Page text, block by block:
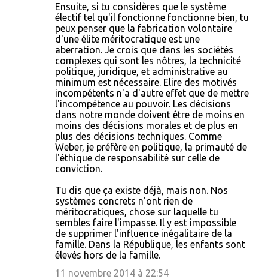
Ensuite, si tu considères que le système
électif tel qu'il fonctionne fonctionne bien, tu
peux penser que la fabrication volontaire
d'une élite méritocratique est une
aberration. Je crois que dans les sociétés
complexes qui sont les nôtres, la technicité
politique, juridique, et administrative au
minimum est nécessaire. Elire des motivés
incompétents n'a d'autre effet que de mettre
l'incompétence au pouvoir. Les décisions
dans notre monde doivent être de moins en
moins des décisions morales et de plus en
plus des décisions techniques. Comme
Weber, je préfère en politique, la primauté de
l'éthique de responsabilité sur celle de
conviction.
Tu dis que ça existe déjà, mais non. Nos
systèmes concrets n'ont rien de
méritocratiques, chose sur laquelle tu
sembles faire l'impasse. Il y est impossible
de supprimer l'influence inégalitaire de la
famille. Dans la République, les enfants sont
élevés hors de la famille.
11 novembre 2014 à 22:54